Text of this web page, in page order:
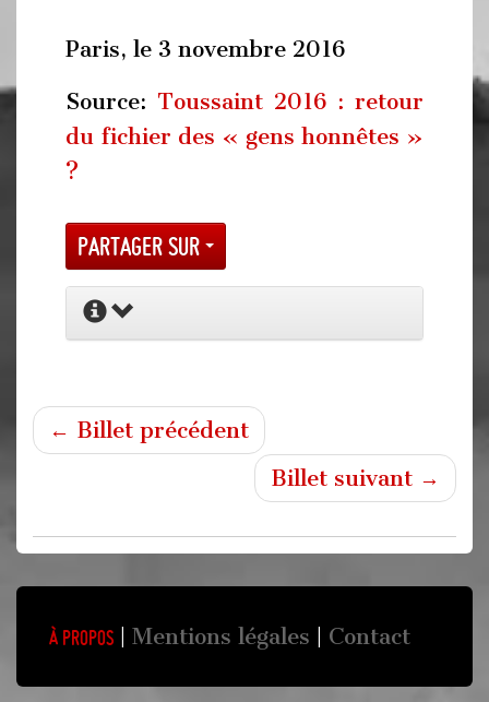
Paris, le 3 novembre 2016
Source: Toussaint 2016 : retour
du fichier des « gens honnêtes »
?
Partager sur
← Billet précédent
Billet suivant →
À propos Mentions légales Contact